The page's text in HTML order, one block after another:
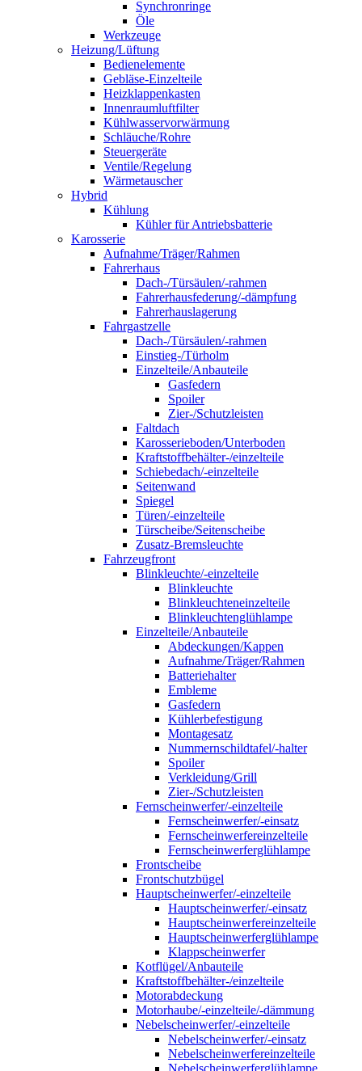
Synchronringe
Öle
Werkzeuge
Heizung/Lüftung
Bedienelemente
Gebläse-Einzelteile
Heizklappenkasten
Innenraumluftfilter
Kühlwasservorwärmung
Schläuche/Rohre
Steuergeräte
Ventile/Regelung
Wärmetauscher
Hybrid
Kühlung
Kühler für Antriebsbatterie
Karosserie
Aufnahme/Träger/Rahmen
Fahrerhaus
Dach-/Türsäulen/-rahmen
Fahrerhausfederung/-dämpfung
Fahrerhauslagerung
Fahrgastzelle
Dach-/Türsäulen/-rahmen
Einstieg-/Türholm
Einzelteile/Anbauteile
Gasfedern
Spoiler
Zier-/Schutzleisten
Faltdach
Karosserieboden/Unterboden
Kraftstoffbehälter-/einzelteile
Schiebedach/-einzelteile
Seitenwand
Spiegel
Türen/-einzelteile
Türscheibe/Seitenscheibe
Zusatz-Bremsleuchte
Fahrzeugfront
Blinkleuchte/-einzelteile
Blinkleuchte
Blinkleuchteneinzelteile
Blinkleuchtenglühlampe
Einzelteile/Anbauteile
Abdeckungen/Kappen
Aufnahme/Träger/Rahmen
Batteriehalter
Embleme
Gasfedern
Kühlerbefestigung
Montagesatz
Nummernschildtafel/-halter
Spoiler
Verkleidung/Grill
Zier-/Schutzleisten
Fernscheinwerfer/-einzelteile
Fernscheinwerfer/-einsatz
Fernscheinwerfereinzelteile
Fernscheinwerferglühlampe
Frontscheibe
Frontschutzbügel
Hauptscheinwerfer/-einzelteile
Hauptscheinwerfer/-einsatz
Hauptscheinwerfereinzelteile
Hauptscheinwerferglühlampe
Klappscheinwerfer
Kotflügel/Anbauteile
Kraftstoffbehälter-/einzelteile
Motorabdeckung
Motorhaube/-einzelteile/-dämmung
Nebelscheinwerfer/-einzelteile
Nebelscheinwerfer/-einsatz
Nebelscheinwerfereinzelteile
Nebelscheinwerferglühlampe